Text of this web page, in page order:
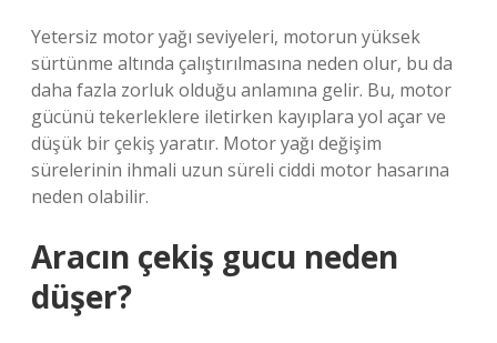
Yetersiz motor yağı seviyeleri, motorun yüksek
sürtünme altında çalıştırılmasına neden olur, bu da
daha fazla zorluk olduğu anlamına gelir. Bu, motor
gücünü tekerleklere iletirken kayıplara yol açar ve
düşük bir çekiş yaratır. Motor yağı değişim
sürelerinin ihmali uzun süreli ciddi motor hasarına
neden olabilir.
Aracın çekiş gucu neden
düşer?